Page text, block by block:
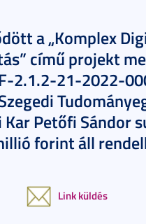
a „Komplex
című projekt
2.1.2-21-2022-
Petőfi Sándor
forint áll
Link küldés